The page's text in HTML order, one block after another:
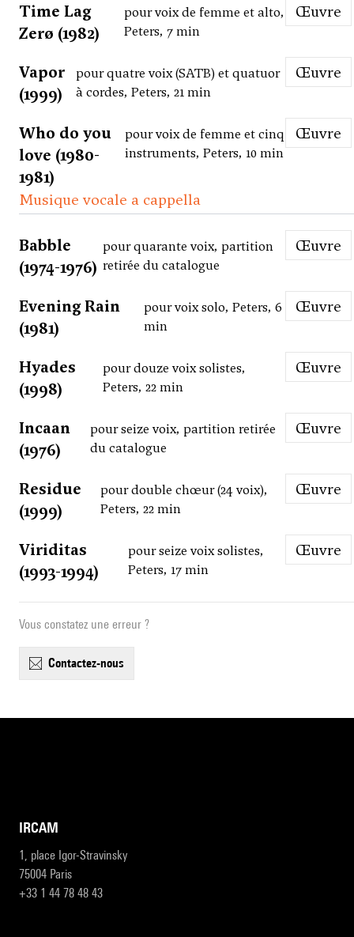
Time Lag
Zerø (1982)
pour voix de femme et alto,
Peters, 7 min
Œuvre
Vapor
(1999)
pour quatre voix (SATB) et quatuor
à cordes, Peters, 21 min
Œuvre
Who do you
love (1980-
1981)
pour voix de femme et cinq
instruments, Peters, 10 min
Œuvre
Musique vocale a cappella
Babble
(1974-1976)
pour quarante voix, partition
retirée du catalogue
Œuvre
Evening Rain
(1981)
pour voix solo, Peters, 6
min
Œuvre
Hyades
(1998)
pour douze voix solistes,
Peters, 22 min
Œuvre
Incaan
(1976)
pour seize voix, partition retirée
du catalogue
Œuvre
Residue
(1999)
pour double chœur (24 voix),
Peters, 22 min
Œuvre
Viriditas
(1993-1994)
pour seize voix solistes,
Peters, 17 min
Œuvre
Vous constatez une erreur ?
contactez-nous
IRCAM
1, place Igor-Stravinsky
75004 Paris
+33 1 44 78 48 43